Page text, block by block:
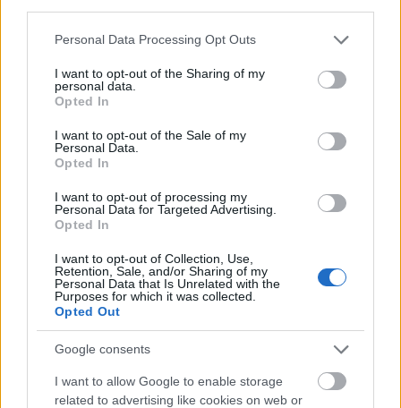
Please note that this website/app uses one or more Google
not limited to your visit or usage behaviour. You may click to
grant or deny consent to Google and its third-party tags to
use your data for below specified purposes in below Google
consent section.
Personal Data Processing Opt Outs
I want to opt-out of the Sharing of my
personal data.
Opted In
I want to opt-out of the Sale of my
Personal Data.
Opted In
I want to opt-out of processing my
Personal Data for Targeted Advertising.
Opted In
I want to opt-out of Collection, Use,
Retention, Sale, and/or Sharing of my
Personal Data that Is Unrelated with the
Purposes for which it was collected.
Opted Out
Google consents
I want to allow Google to enable storage
related to advertising like cookies on web or
Greengrass legutóbb 2002-ben szerepelt a
New York-i Filmfesztiválon, akkora
című drámáját mutatták be, amely
elnyerte a Berlinale Arany Medve-díját.
Forrás:
New York Film Filmfesztivál Filmsztárok
ENYEDI ILDIKÓ ÉS PAOLO SORRENTINO ÚJ
FILMJEIT IS DÍJAZTÁK VELENCÉBEN